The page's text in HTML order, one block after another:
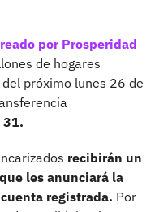
por Prosperidad
de hogares
próximo lunes 26 de
31.
recibirán un
les anunciará la
registrada. Por